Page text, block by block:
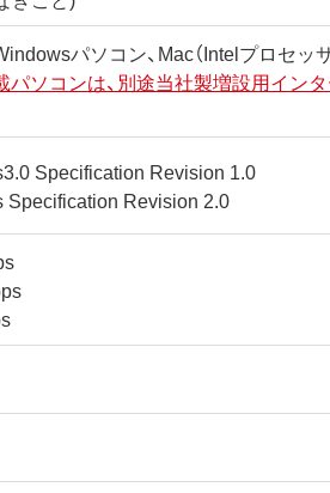
パソコン、Mac（Intelプロセッ
ソコンは、別途当社製増設用イン
Specification Revision 1.0
Revision 2.0